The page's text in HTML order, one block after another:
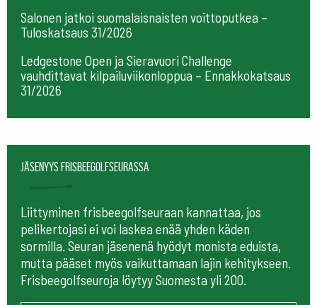
Salonen jatkoi suomalaisnaisten voittoputkea –
Tuloskatsaus 31/2026
Ledgestone Open ja Sieravuori Challenge
vauhdittavat kilpailuviikonloppua – Ennakkokatsaus
31/2026
Jäsenyys frisbeegolfseurassa
Liittyminen frisbeegolfseuraan kannattaa, jos
pelikertojasi ei voi laskea enää yhden käden
sormilla. Seuran jäsenenä hyödyt monista eduista,
mutta pääset myös vaikuttamaan lajin kehitykseen.
Frisbeegolfseuroja löytyy Suomesta yli 200.